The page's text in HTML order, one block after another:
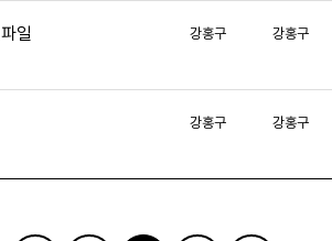
일 강홍구 강홍구
강홍구 강홍구